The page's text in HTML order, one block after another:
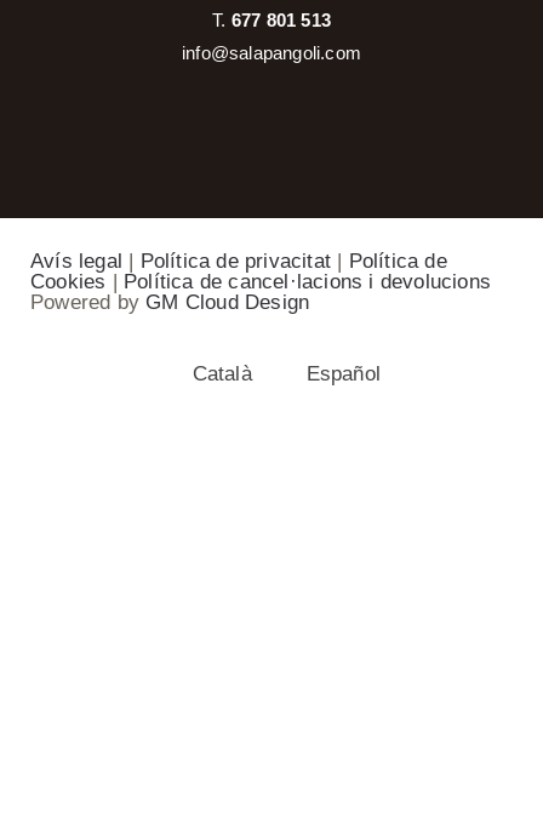
T. 677 801 513
info@salapangoli.com
Avís legal | Política de privacitat | Política de
Cookies | Política de cancel·lacions i devolucions
Powered by GM Cloud Design
Català Español